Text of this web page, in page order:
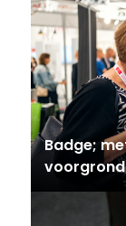
Badge;
voorgrond